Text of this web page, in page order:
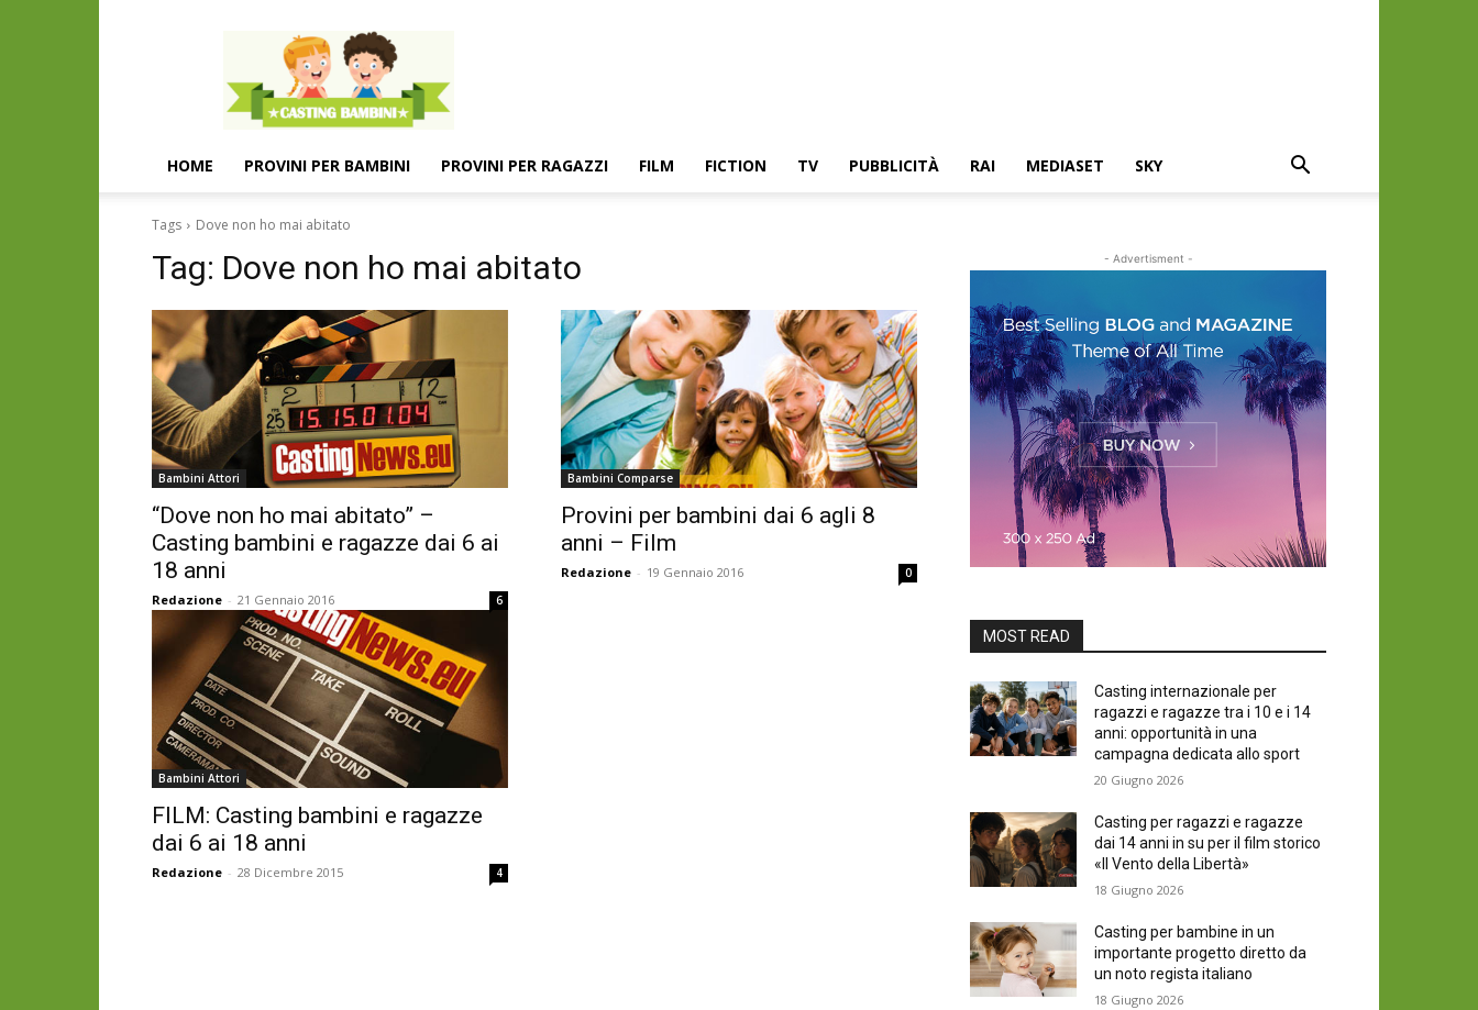
Casting
e
provini
per
bambini
e
HOME PROVINI PER BAMBINI PROVINI PER RAGAZZI FILM FICTION TV PUBBLICITÀ RAI MEDIASET SKY
Tags Dove non ho mai abitato
Tag: Dove non ho mai abitato
Bambini Attori
“Dove non ho mai abitato” –
Casting bambini e ragazze dai 6 ai
18 anni
Redazione - 21 Gennaio 2016 6
Bambini Comparse
Provini per bambini dai 6 agli 8
anni – Film
Redazione - 19 Gennaio 2016 0
Bambini Attori
FILM: Casting bambini e ragazze
dai 6 ai 18 anni
Redazione - 28 Dicembre 2015 4
- Advertisment -
MOST READ
Casting internazionale per
ragazzi e ragazze tra i 10 e i 14
anni: opportunità in una
campagna dedicata allo sport
20 Giugno 2026
Casting per ragazzi e ragazze
dai 14 anni in su per il film storico
«Il Vento della Libertà»
18 Giugno 2026
Casting per bambine in un
importante progetto diretto da
un noto regista italiano
18 Giugno 2026